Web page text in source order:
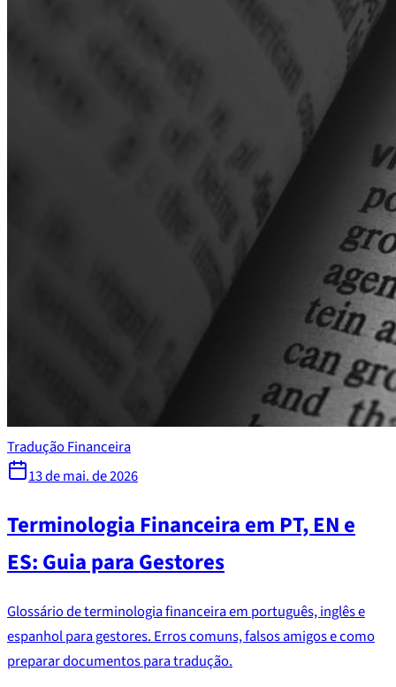
Tradução Financeira
13 de mai. de 2026
Terminologia Financeira em PT, EN e
ES: Guia para Gestores
Glossário de terminologia financeira em português, inglês e
espanhol para gestores. Erros comuns, falsos amigos e como
preparar documentos para tradução.